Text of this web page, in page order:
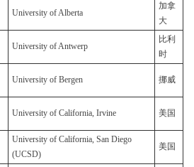
University of Alberta
加拿
大
University of Antwerp
比利
时
University of Bergen 挪威
University of California, Irvine 美国
University of California, San Diego
(UCSD)
美国